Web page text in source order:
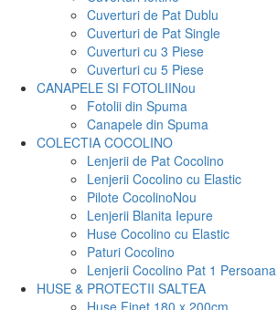
Cuverturi de Pat Dublu
Cuverturi de Pat Single
Cuverturi cu 3 Piese
Cuverturi cu 5 Piese
CANAPELE SI FOTOLIINou
Fotolii din Spuma
Canapele din Spuma
COLECTIA COCOLINO
Lenjerii de Pat Cocolino
Lenjerii Cocolino cu Elastic
Pilote CocolinoNou
Lenjerii Blanita Iepure
Huse Cocolino cu Elastic
Paturi Cocolino
Lenjerii Cocolino Pat 1 Persoana
HUSE & PROTECTII SALTEA
Huse Finet 180 x 200cm